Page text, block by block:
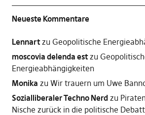
Neueste Kommentare
Lennartzu Geopolitische
moscovia delenda estzu
Energieabhängigkeiten
Monika zu Wir trauern um Uwe
Sozialliberaler Techno Nerdzu
Nische zurück in die politische